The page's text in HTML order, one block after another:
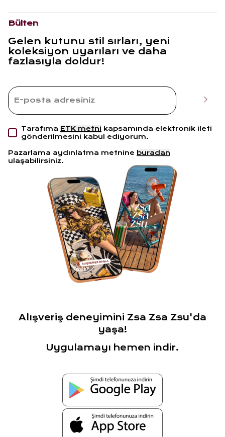
Bülten
Gelen kutunu stil sırları, yeni
koleksiyon uyarıları ve daha
fazlasıyla doldur!
Tarafıma ETK metni kapsamında elektronik ileti
gönderilmesini kabul ediyorum.
Pazarlama aydınlatma metnine buradan
ulaşabilirsiniz.
Alışveriş deneyimini Zsa Zsa Zsu'da
yaşa!
Uygulamayı hemen indir.